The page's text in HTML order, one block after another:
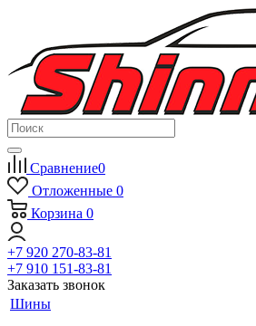
Сравнение0
Отложенные 0
Корзина 0
+7 920 270-83-81
+7 910 151-83-81
Заказать звонок
Шины